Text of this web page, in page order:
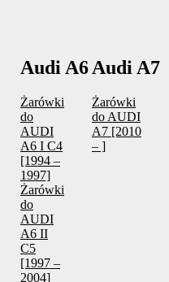
Audi A6
Żarówki
do
AUDI
A6 I C4
[1994 –
1997]
Żarówki
do
AUDI
A6 II
C5
[1997 –
2004]
Audi A7
Żarówki
do AUDI
A7 [2010
– ]